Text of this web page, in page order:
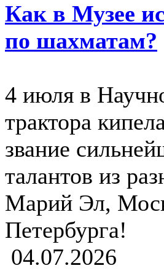
Как в Музее
по шахматам?
4 июля в
трактора
звание
талантов из
Марий Эл,
Петербурга!
04.07.2026